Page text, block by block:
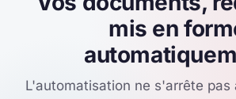
mis en
L'automatisation ne s'arrête pas